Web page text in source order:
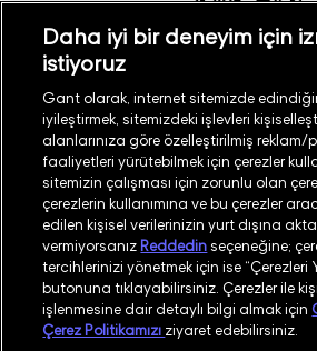
Türkiye
©2026GANT
İşlem Rehberi
Güvenlik Politikası
Daha iyi bir deneyim için
istiyoruz
Gant olarak, internet sitemizde
iyileştirmek, sitemizdeki işlevleri
alanlarınıza göre özelleştirilmiş
faaliyetleri yürütebilmek için çerezler
sitemizin çalışması için zorunlu olan
çerezlerin kullanımına ve bu çerezler
edilen kişisel verilerinizin yurt dışına
vermiyorsanız Reddedin seçeneğine;
tercihlerinizi yönetmek için ise “Çerezleri
butonuna tıklayabilirsiniz. Çerezler ile
işlenmesine dair detaylı bilgi almak için
Çerez Politikamızı ziyaret edebilirsiniz.